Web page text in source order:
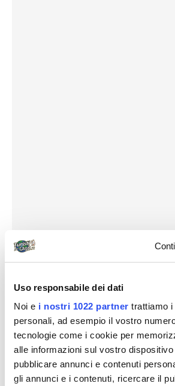
Uso responsabile dei dati
Noi e i nostri 1022 partner trattiamo
personali, ad esempio il vostro
tecnologie come i cookie per
alle informazioni sul vostro dispositivo
pubblicare annunci e contenuti
gli annunci e i contenuti, ricercare il
LaCinque Terre Trekking
che permette di attraversare i
Monterosso, Vernazza e
gratuiti – e offre una serie di
Tra questi, le visite guidate,
collegamento nelle Cinque